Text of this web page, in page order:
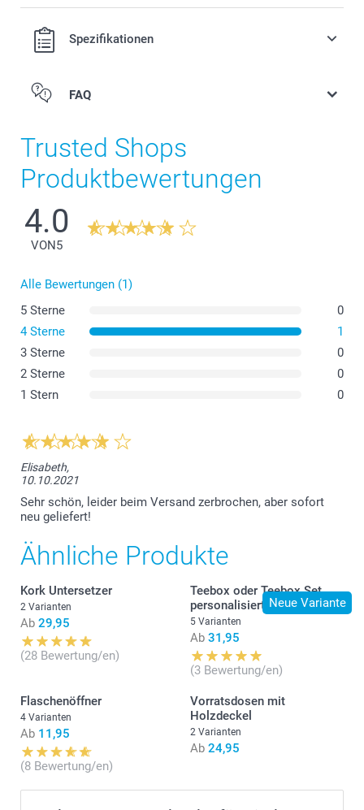
Spezifikationen
FAQ
Trusted Shops
Produktbewertungen
4.0
VON 5
Alle Bewertungen (1)
5 Sterne
0
4 Sterne
1
3 Sterne
0
2 Sterne
0
1 Stern
0
Elisabeth,
10.10.2021
Sehr schön, leider beim Versand zerbrochen, aber sofort
neu geliefert!
Ähnliche Produkte
Kork Untersetzer
2 Varianten
Ab 29,95
(28 Bewertung/en)
Neue Variante
Teebox oder Teebox Set
personalisiert
5 Varianten
Ab 31,95
(3 Bewertung/en)
Flaschenöffner
4 Varianten
Ab 11,95
(8 Bewertung/en)
Vorratsdosen mit
Holzdeckel
2 Varianten
Ab 24,95